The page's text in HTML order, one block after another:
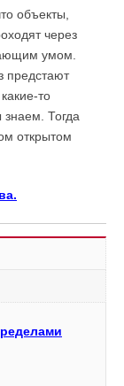
объекты,
через
умом.
предстают
то
Тогда
открытом
.